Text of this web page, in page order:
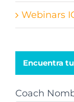
Webinars
Encuentra
Coach